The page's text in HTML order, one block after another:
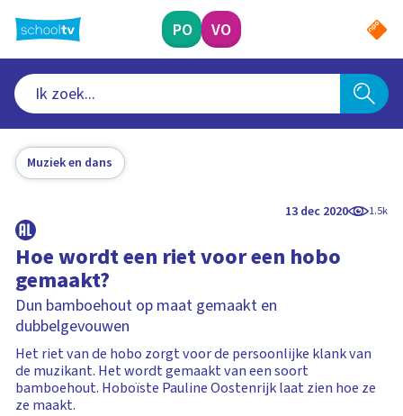
naar
hoofdinhoud
PO VO
Muziek en dans
13 dec 2020 1.5k
Hoe wordt een riet voor een hobo
gemaakt?
Dun bamboehout op maat gemaakt en
dubbelgevouwen
Het riet van de hobo zorgt voor de persoonlijke klank van
de muzikant. Het wordt gemaakt van een soort
bamboehout. Hoboïste Pauline Oostenrijk laat zien hoe ze
ze maakt.